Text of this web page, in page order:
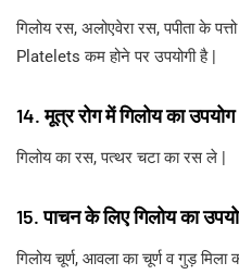
गिलोय रस, अलोएवेरा रस, पपीता के
Platelets कम होने पर उपयोगी है |
14. मूत्र रोग में गिलोय का उपयोग
गिलोय का रस, पत्थर चटा का रस ले |
15. पाचन के लिए गिलोय का
गिलोय चूर्ण, आवला का चूर्ण व गुड़ मिला